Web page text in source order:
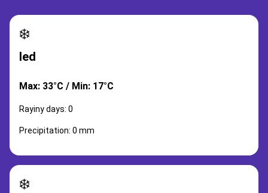
❄️
led
Max: 33°C / Min: 17°C
Rayiny days: 0
Precipitation: 0 mm
❄️